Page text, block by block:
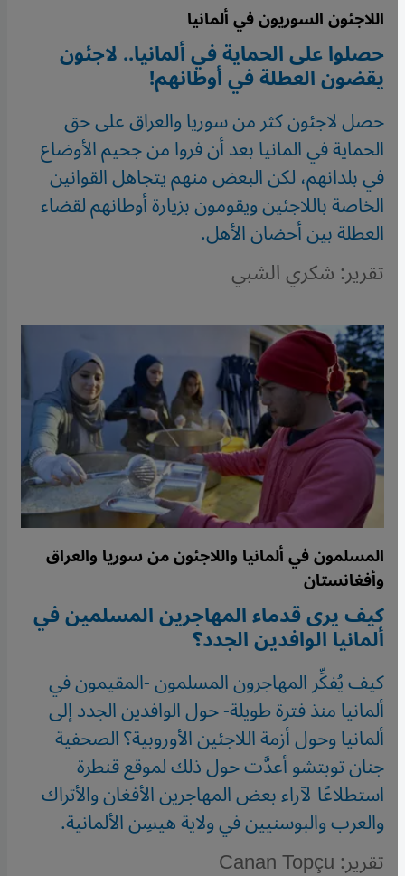
اللاجئون السوريون في ألمانيا
حصلوا على الحماية في ألمانيا.. لاجئون
يقضون العطلة في أوطانهم!
حصل لاجئون كثر من سوريا والعراق على حق
الحماية في المانيا بعد أن فروا من جحيم الأوضاع
في بلدانهم، لكن البعض منهم يتجاهل القوانين
الخاصة باللاجئين ويقومون بزيارة أوطانهم لقضاء
العطلة بين أحضان الأهل.
تقرير: شكري الشبي
المسلمون في ألمانيا واللاجئون من سوريا والعراق
وأفغانستان
كيف يرى قدماء المهاجرين المسلمين في
ألمانيا الوافدين الجدد؟
كيف يُفكِّر المهاجرون المسلمون -المقيمون في
ألمانيا منذ فترة طويلة- حول الوافدين الجدد إلى
ألمانيا وحول أزمة اللاجئين الأوروبية؟ الصحفية
جنان توبتشو أعدَّت حول ذلك لموقع قنطرة
استطلاعًا لآراء بعض المهاجرين الأفغان والأتراك
والعرب والبوسنيين في ولاية هيسِن الألمانية.
تقرير: Canan Topçu